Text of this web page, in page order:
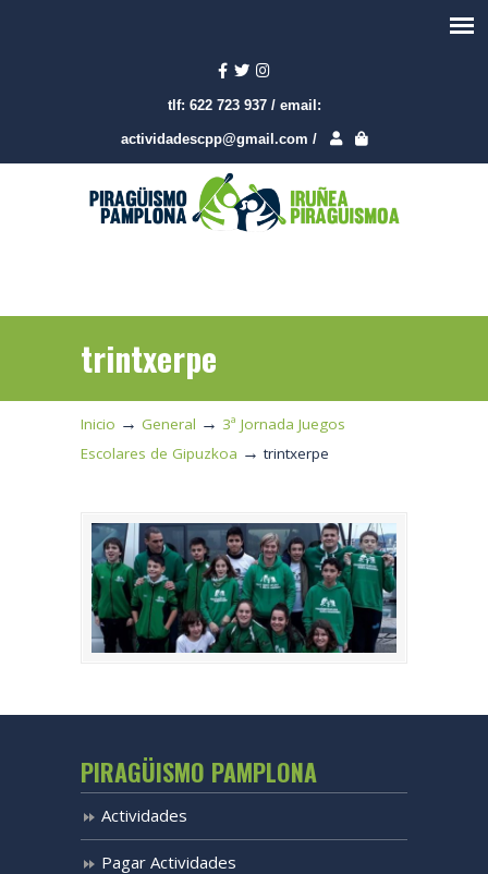
tlf: 622 723 937 / email:
actividadescpp@gmail.com /
trintxerpe
Inicio → General → 3ª Jornada Juegos
Escolares de Gipuzkoa → trintxerpe
PIRAGÜISMO PAMPLONA
Actividades
Pagar Actividades